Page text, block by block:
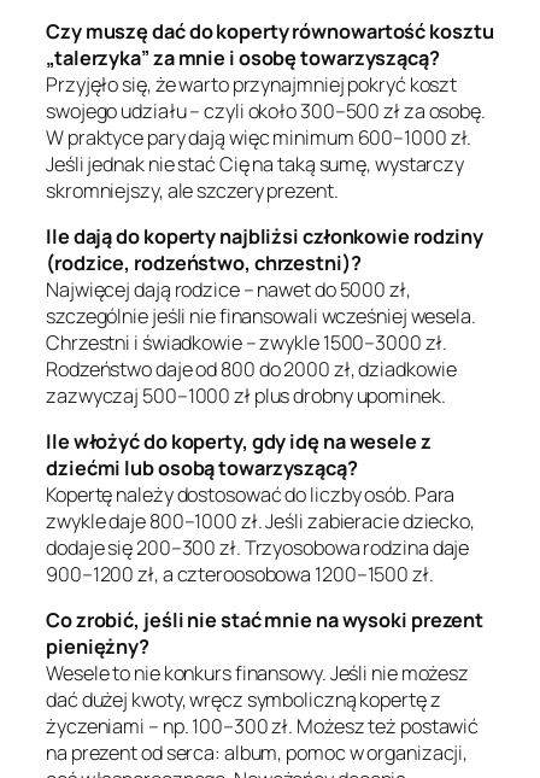
Czy muszę dać do koperty równowartość kosztu
„talerzyka” za mnie i osobę towarzyszącą?
Przyjęło się, że warto przynajmniej pokryć koszt
swojego udziału – czyli około 300–500 zł za osobę.
W praktyce pary dają więc minimum 600–1000 zł.
Jeśli jednak nie stać Cię na taką sumę, wystarczy
skromniejszy, ale szczery prezent.
Ile dają do koperty najbliżsi członkowie rodziny
(rodzice, rodzeństwo, chrzestni)?
Najwięcej dają rodzice – nawet do 5000 zł,
szczególnie jeśli nie finansowali wcześniej wesela.
Chrzestni i świadkowie – zwykle 1500–3000 zł.
Rodzeństwo daje od 800 do 2000 zł, dziadkowie
zazwyczaj 500–1000 zł plus drobny upominek.
Ile włożyć do koperty, gdy idę na wesele z
dziećmi lub osobą towarzyszącą?
Kopertę należy dostosować do liczby osób. Para
zwykle daje 800–1000 zł. Jeśli zabieracie dziecko,
dodaje się 200–300 zł. Trzyosobowa rodzina daje
900–1200 zł, a czteroosobowa 1200–1500 zł.
Co zrobić, jeśli nie stać mnie na wysoki prezent
pieniężny?
Wesele to nie konkurs finansowy. Jeśli nie możesz
dać dużej kwoty, wręcz symboliczną kopertę z
życzeniami – np. 100–300 zł. Możesz też postawić
na prezent od serca: album, pomoc w organizacji,